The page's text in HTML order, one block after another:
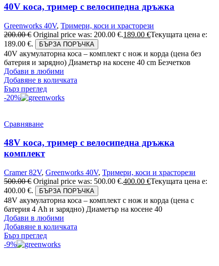
40V коса, тример с велосипедна дръжка
Greenworks 40V, Тримери, коси и храсторези
200.00€ Original price was: 200.00 €.189.00 €Текущата цена е:
189.00 €.
БЪРЗА ПОРЪЧКА
40V акумулаторна коса – комплект с нож и корда (цена без
батерия и зарядно) Диаметър на косене 40 cm Безчетков
Добави в любими
Добавяне в количката
Бърз преглед
-20%
Сравняване
48V коса, тример с велосипедна дръжка
комплект
Cramer 82V, Greenworks 40V, Тримери, коси и храсторези
500.00€ Original price was: 500.00 €.400.00 €Текущата цена е:
400.00 €.
БЪРЗА ПОРЪЧКА
48V акумулаторна коса – комплект с нож и корда (цена с
батерия 4 Ah и зарядно) Диаметър на косене 40
Добави в любими
Добавяне в количката
Бърз преглед
-9%